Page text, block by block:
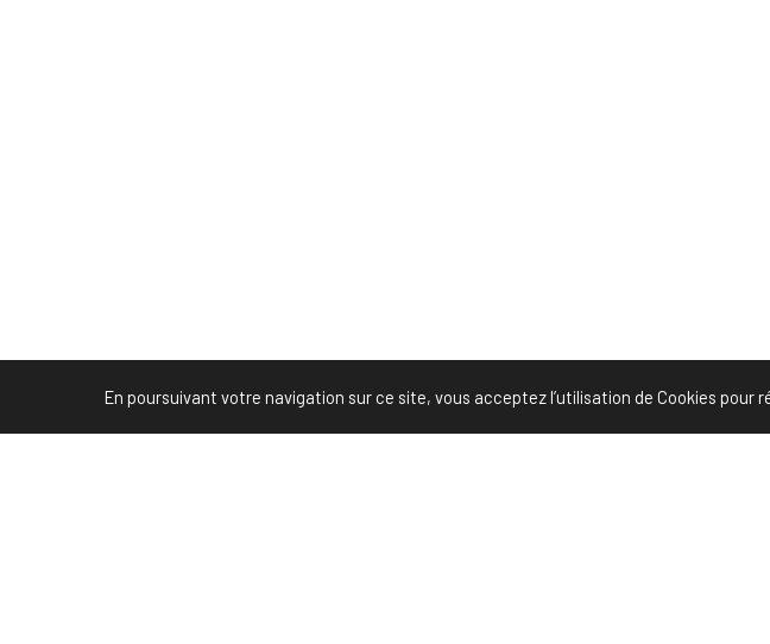
En poursuivant votre navigation sur ce site, vous acceptez l’utilisation de Cookies pour